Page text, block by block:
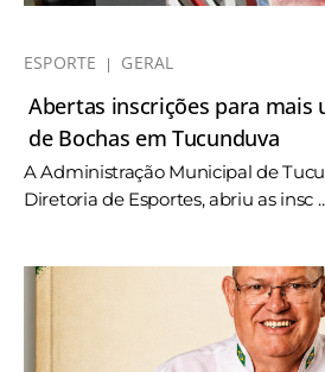
ESPORTE GERAL
Abertas inscrições para mais
de Bochas em Tucunduva
A Administração Municipal de
Diretoria de Esportes, abriu as insc